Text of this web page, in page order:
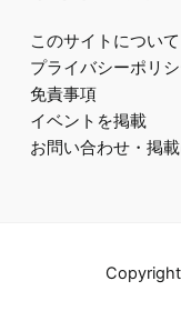
このサイトについて
プライバシーポリ
免責事項
イベントを掲載
お問い合わせ・掲